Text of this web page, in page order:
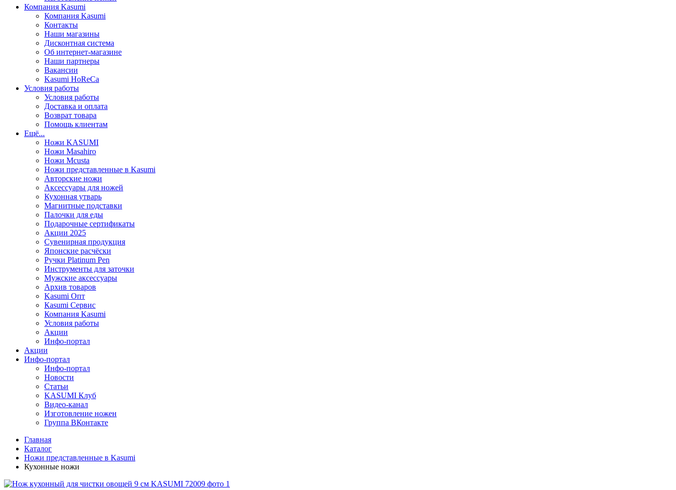
Компания Kasumi
Компания Kasumi
Контакты
Наши магазины
Дисконтная система
Об интернет-магазине
Наши партнеры
Вакансии
Kasumi HoReCa
Условия работы
Условия работы
Доставка и оплата
Возврат товара
Помощь клиентам
Ещё...
Ножи KASUMI
Ножи Masahiro
Ножи Mcusta
Ножи представленные в Kasumi
Авторские ножи
Аксессуары для ножей
Кухонная утварь
Магнитные подставки
Палочки для еды
Подарочные сертификаты
Акции 2025
Сувенирная продукция
Японские расчёски
Ручки Platinum Pen
Инструменты для заточки
Мужские аксессуары
Архив товаров
Kasumi Опт
Кasumi Сервис
Компания Kasumi
Условия работы
Акции
Инфо-портал
Акции
Инфо-портал
Инфо-портал
Новости
Статьи
KASUMI Клуб
Видео-канал
Изготовление ножен
Группа ВКонтакте
Главная
Каталог
Ножи представленные в Kasumi
Кухонные ножи